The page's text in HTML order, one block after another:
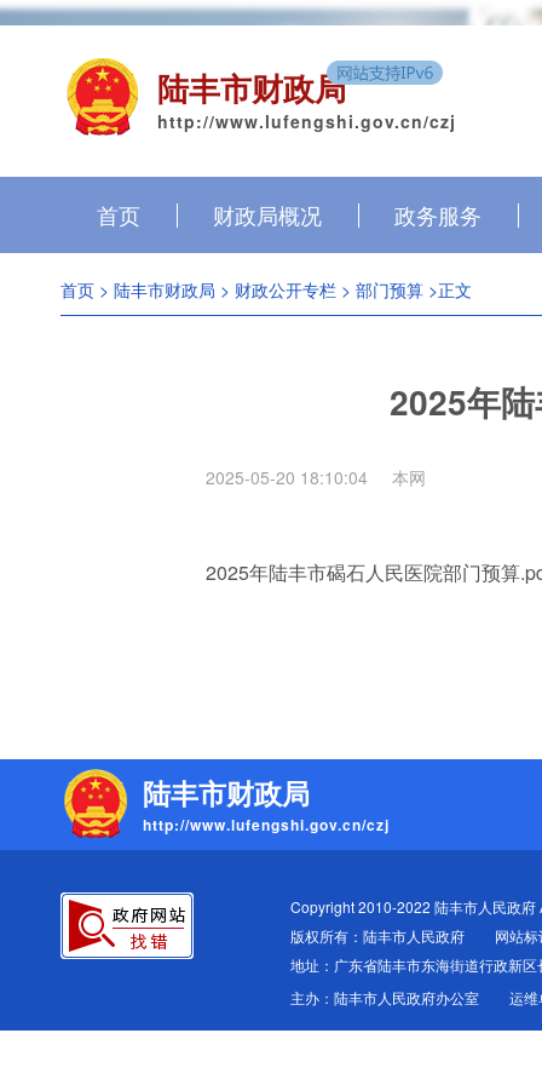
陆丰市财政局
http://www.lufengshi.gov.cn/czj
首页 财政局概况 政务服务
首页 > 陆丰市财政局 > 财政公开专栏 > 部门预算 >正文
2025年
2025-05-20 18:10:04 本网
2025年陆丰市碣石人民医院部门预算
陆丰市财政局
http://www.lufengshi.gov.cn/czj
Copyright 2010-2022 陆丰市人民政
版权所有：陆丰市人民政府
网站
地址：广东省陆丰市东海街道行政新
主办：陆丰市人民政府办公室
运维